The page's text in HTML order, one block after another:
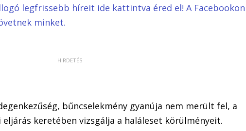
legfrissebb híreit ide kattintva éred el! A Facebookon
minket.
bűncselekmény gyanúja nem merült fel, a
eljárás keretében vizsgálja a haláleset körülményeit.